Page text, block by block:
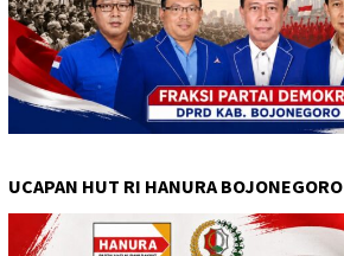
UCAPAN HUT RI HANURA BOJONEGORO